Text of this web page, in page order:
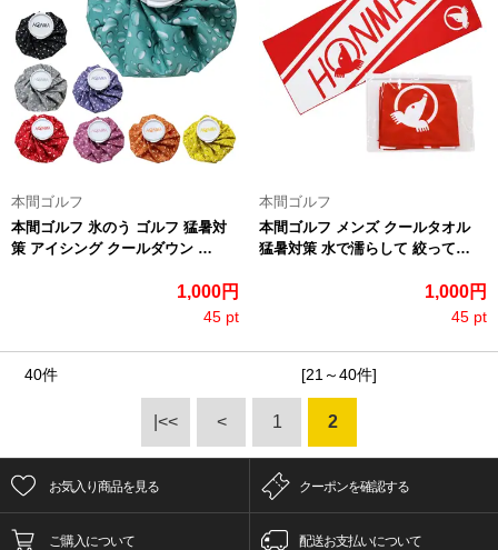
本間ゴルフ
本間ゴルフ 氷のう ゴルフ 猛暑対
策 アイシング クールダウン …
1,000円
45 pt
本間ゴルフ
本間ゴルフ メンズ クールタオル
猛暑対策 水で濡らして 絞って…
1,000円
45 pt
40件 [21～40件]
|<< < 1 2
お気入り商品を見る クーポンを確認する
ご購入について 配送お支払いについて